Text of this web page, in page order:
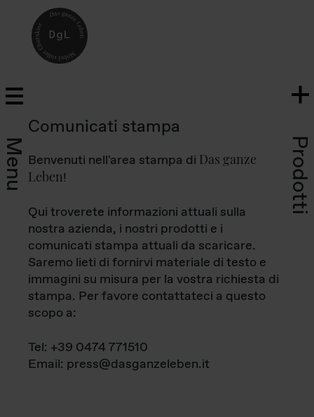
Menu Prodotti
Comunicati stampa
Benvenuti nell'area stampa di Das ganze
Leben!
Qui troverete informazioni attuali sulla
nostra azienda, i nostri prodotti e i
comunicati stampa attuali da scaricare.
Saremo lieti di fornirvi materiale di testo e
immagini su misura per la vostra richiesta di
stampa. Per favore contattateci a questo
scopo a:
Tel: +39 0474 771510
Email: press@dasganzeleben.it